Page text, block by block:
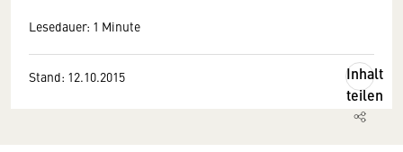
Lesedauer: 1 Minute
Stand: 12.10.2015
Inhalt
teilen